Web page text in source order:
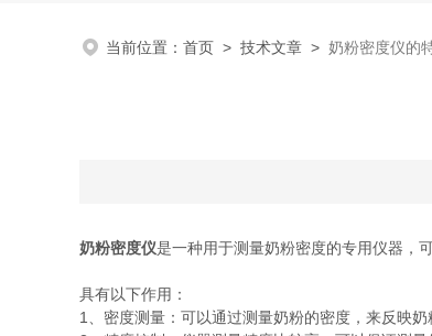
当前位置： 首页 > 技术文章 > 奶粉密度仪的
奶粉密度仪是一种用于测量奶粉密度的专用仪器，
具有以下作用：
1、密度测量：可以通过测量奶粉的密度，来反映奶